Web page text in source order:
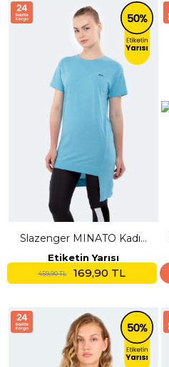
Slazenger MINATO Kadın
Mavi Tişört
Etiketin Yarısı
459,90 TL 169,90 TL